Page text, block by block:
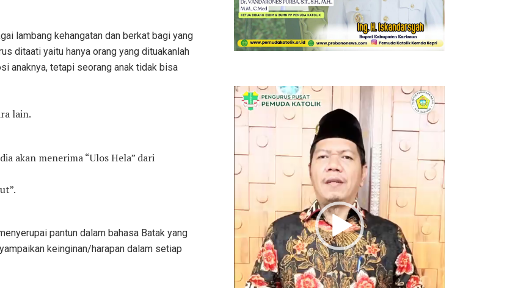
lambang kehangatan dan berkat bagi yang
ditaati yaitu hanya orang yang dituakanlah
anaknya, tetapi seorang anak tidak bisa
lain.
akan menerima “Ulos Hela” dari
pantun dalam bahasa Batak yang
keinginan/harapan dalam setiap
Pemutar
Video